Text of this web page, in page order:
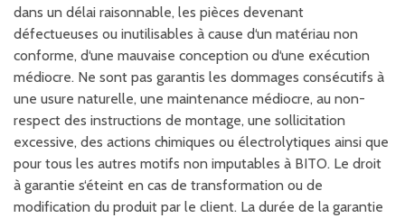
dans un délai raisonnable, les pièces devenant
défectueuses ou inutilisables à cause d‘un matériau non
conforme, d‘une mauvaise conception ou d‘une exécution
médiocre. Ne sont pas garantis les dommages consécutifs à
une usure naturelle, une maintenance médiocre, au non-
respect des instructions de montage, une sollicitation
excessive, des actions chimiques ou électrolytiques ainsi que
pour tous les autres motifs non imputables à BITO. Le droit
à garantie s‘éteint en cas de transformation ou de
modification du produit par le client. La durée de la garantie